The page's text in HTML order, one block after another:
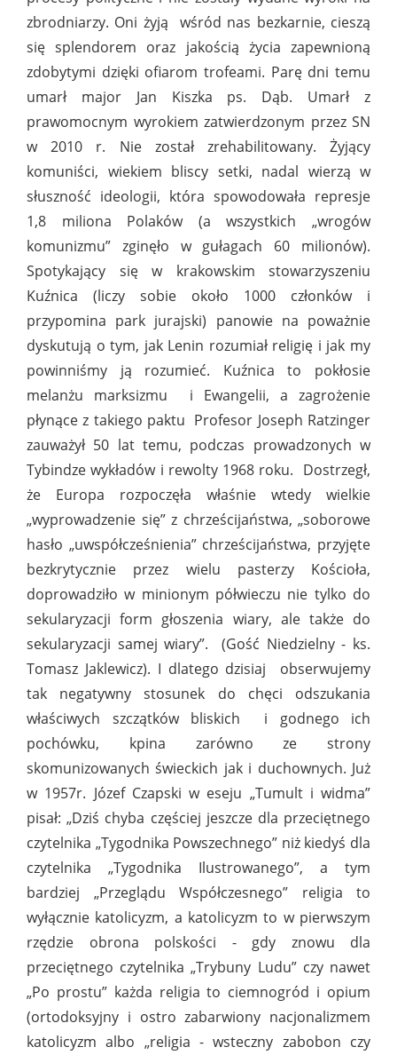
zbrodniarzy. Oni żyją wśród nas bezkarnie, cieszą
się splendorem oraz jakością życia zapewnioną
zdobytymi dzięki ofiarom trofeami. Parę dni temu
umarł major Jan Kiszka ps. Dąb. Umarł z
prawomocnym wyrokiem zatwierdzonym przez SN
w 2010 r. Nie został zrehabilitowany. Żyjący
komuniści, wiekiem bliscy setki, nadal wierzą w
słuszność ideologii, która spowodowała represje
1,8 miliona Polaków (a wszystkich „wrogów
komunizmu” zginęło w gułagach 60 milionów).
Spotykający się w krakowskim stowarzyszeniu
Kuźnica (liczy sobie około 1000 członków i
przypomina park jurajski) panowie na poważnie
dyskutują o tym, jak Lenin rozumiał religię i jak my
powinniśmy ją rozumieć. Kuźnica to pokłosie
melanżu marksizmu i Ewangelii, a zagrożenie
płynące z takiego paktu Profesor Joseph Ratzinger
zauważył 50 lat temu, podczas prowadzonych w
Tybindze wykładów i rewolty 1968 roku. Dostrzegł,
że Europa rozpoczęła właśnie wtedy wielkie
„wyprowadzenie się” z chrześcijaństwa, „soborowe
hasło „uwspółcześnienia” chrześcijaństwa, przyjęte
bezkrytycznie przez wielu pasterzy Kościoła,
doprowadziło w minionym półwieczu nie tylko do
sekularyzacji form głoszenia wiary, ale także do
sekularyzacji samej wiary”. (Gość Niedzielny - ks.
Tomasz Jaklewicz). I dlatego dzisiaj obserwujemy
tak negatywny stosunek do chęci odszukania
właściwych szczątków bliskich i godnego ich
pochówku, kpina zarówno ze strony
skomunizowanych świeckich jak i duchownych. Już
w 1957r. Józef Czapski w eseju „Tumult i widma”
pisał: „Dziś chyba częściej jeszcze dla przeciętnego
czytelnika „Tygodnika Powszechnego” niż kiedyś dla
czytelnika „Tygodnika Ilustrowanego”, a tym
bardziej „Przeglądu Współczesnego” religia to
wyłącznie katolicyzm, a katolicyzm to w pierwszym
rzędzie obrona polskości - gdy znowu dla
przeciętnego czytelnika „Trybuny Ludu” czy nawet
„Po prostu” każda religia to ciemnogród i opium
(ortodoksyjny i ostro zabarwiony nacjonalizmem
katolicyzm albo „religia - wsteczny zabobon czy